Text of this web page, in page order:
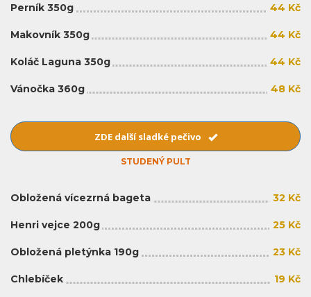
Perník 350g 44 Kč
Makovník 350g 44 Kč
Koláč Laguna 350g 44 Kč
Vánočka 360g 48 Kč
ZDE další sladké pečivo
STUDENÝ PULT
Obložená vícezrná bageta 32 Kč
Henri vejce 200g 25 Kč
Obložená pletýnka 190g 23 Kč
Chlebíček 19 Kč